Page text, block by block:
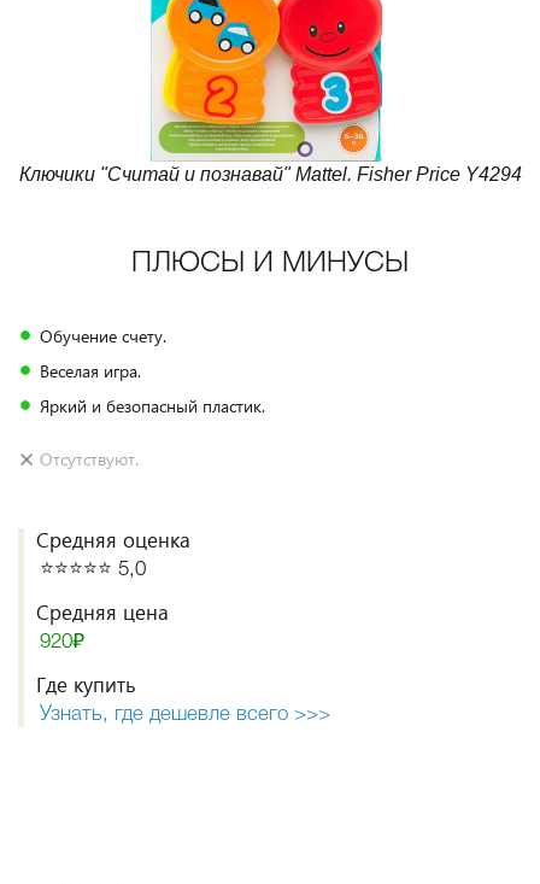
Ключики "Считай и познавай" Mattel. Fisher Price Y4294
ПЛЮСЫ И МИНУСЫ
Обучение счету.
Веселая игра.
Яркий и безопасный пластик.
Отсутствуют.
Средняя оценка
⭐️⭐️⭐️⭐️⭐️ 5,0
Средняя цена
920₽
Где купить
Узнать, где дешевле всего >>>